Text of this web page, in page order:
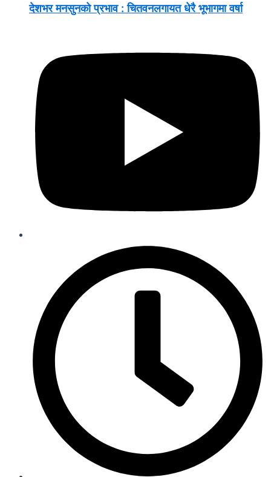
देशभर मनसुनको प्रभाव : चितवनलगायत धेरै भूभागमा वर्षा